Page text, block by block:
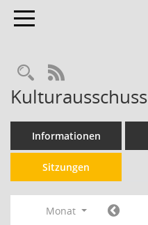
Toggle navigation
RSS-Feed
Informationen
Sitzungen
Monat